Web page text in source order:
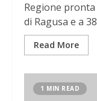
Regione
di Ragusa e a
Read More
1 MIN READ